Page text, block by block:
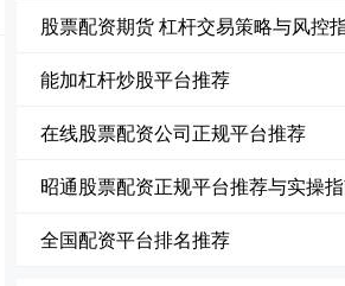
股票配资期货 杠杆交易策略与风控
能加杠杆炒股平台推荐
在线股票配资公司正规平台推荐
昭通股票配资正规平台推荐与实操
全国配资平台排名推荐